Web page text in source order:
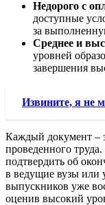
Недорого с
доступные
за
Среднее и
уровней
завершения
Извините, я не
Каждый документ –
проведенного
подтвердить об
в ведущие вузы или
выпускников уже
оценив высокий